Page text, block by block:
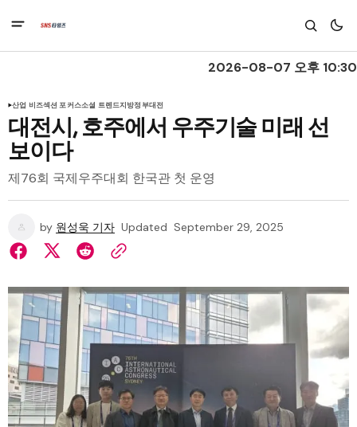
2026-08-07 오후 10:30
산업 비즈섹션 포커스소셜 트렌드지방정부대전
대전시, 호주에서 우주기술 미래 선
보이다
제76회 국제우주대회 한국관 첫 운영
by 원성욱 기자 Updated September 29, 2025